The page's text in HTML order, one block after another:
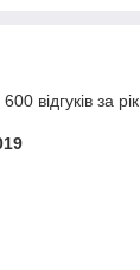
відгуків за рік